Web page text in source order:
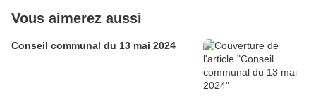
Vous aimerez aussi
Conseil communal du 13 mai 2024